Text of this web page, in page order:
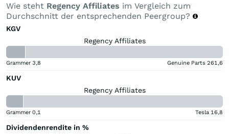
Wie steht Regency Affiliates im Vergleich zum
Durchschnitt der entsprechenden Peergroup?
KGV
Regency Affiliates
Grammer 3,8 Genuine Parts 261,6
KUV
Regency Affiliates
Grammer 0,1 Tesla 16,8
Dividendenrendite in %